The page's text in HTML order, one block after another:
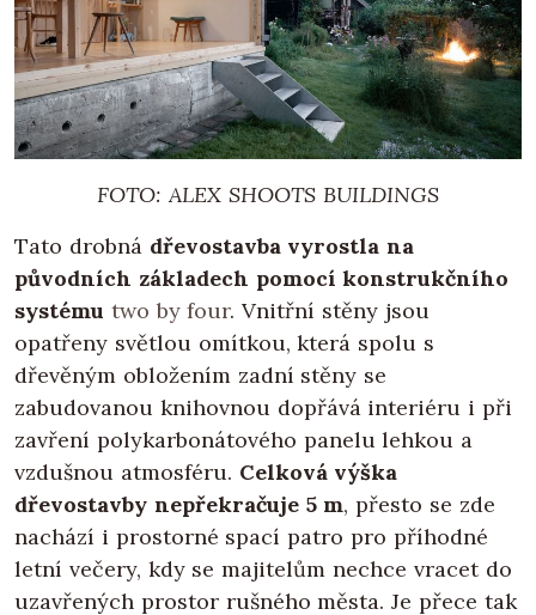
FOTO: ALEX SHOOTS BUILDINGS
Tato drobná dřevostavba vyrostla na
původních základech pomocí konstrukčního
systému two by four. Vnitřní stěny jsou
opatřeny světlou omítkou, která spolu s
dřevěným obložením zadní stěny se
zabudovanou knihovnou dopřává interiéru i při
zavření polykarbonátového panelu lehkou a
vzdušnou atmosféru. Celková výška
dřevostavby nepřekračuje 5 m, přesto se zde
nachází i prostorné spací patro pro příhodné
letní večery, kdy se majitelům nechce vracet do
uzavřených prostor rušného města. Je přece tak